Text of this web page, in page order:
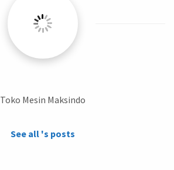
Toko Mesin Maksindo
See all 's posts